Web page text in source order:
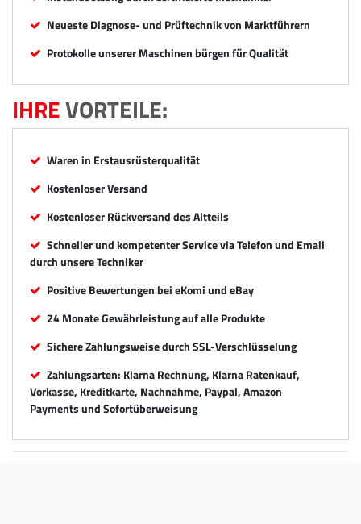
Neueste Diagnose- und Prüftechnik von Marktführern
Protokolle unserer Maschinen bürgen für Qualität
IHREVORTEILE:
Waren in Erstausrüsterqualität
Kostenloser Versand
Kostenloser Rückversand des Altteils
Schneller und kompetenter Service via Telefon und Email
durch unsere Techniker
Positive Bewertungen bei eKomi und eBay
24 Monate Gewährleistung auf alle Produkte
Sichere Zahlungsweise durch SSL-Verschlüsselung
Zahlungsarten: Klarna Rechnung, Klarna Ratenkauf,
Vorkasse, Kreditkarte, Nachnahme, Paypal, Amazon
Payments und Sofortüberweisung